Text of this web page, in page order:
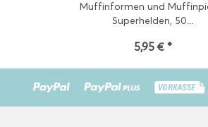
Muffinformen und
Superhelden, 50...
5,95 € *